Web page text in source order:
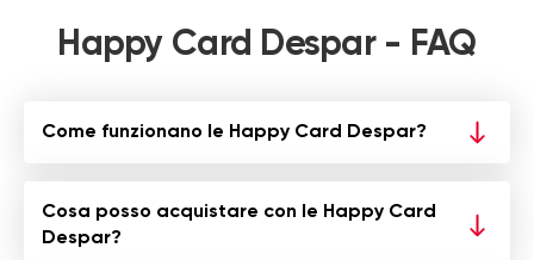
Happy Card Despar - FAQ
Come funzionano le Happy Card Despar?
Cosa posso acquistare con le Happy Card
Despar?